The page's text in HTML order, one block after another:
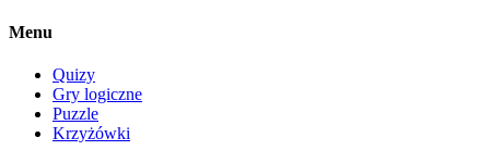
Menu
Quizy
Gry logiczne
Puzzle
Krzyżówki